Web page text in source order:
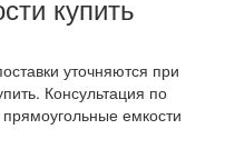
купить
уточняются при
Консультация по
емкости